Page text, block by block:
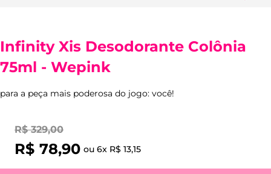
Infinity Xis Desodorante Colônia
75ml - Wepink
para a peça mais poderosa do jogo: você!
R$ 329,00
R$ 78,90 ou 6x R$ 13,15